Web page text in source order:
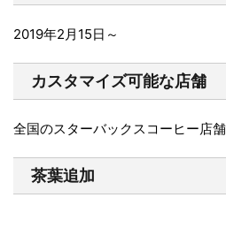
2019年2月15日～
カスタマイズ可能な店舗
全国のスターバックスコーヒー店
茶葉追加